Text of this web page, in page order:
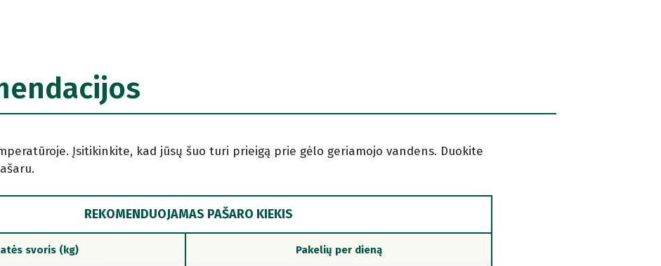
Įsitikinkite, kad jūsų šuo turi prieigą prie gėlo geriamojo vandens. Duokite
REKOMENDUOJAMAS PAŠARO KIEKIS
svoris (kg) Pakelių per dieną